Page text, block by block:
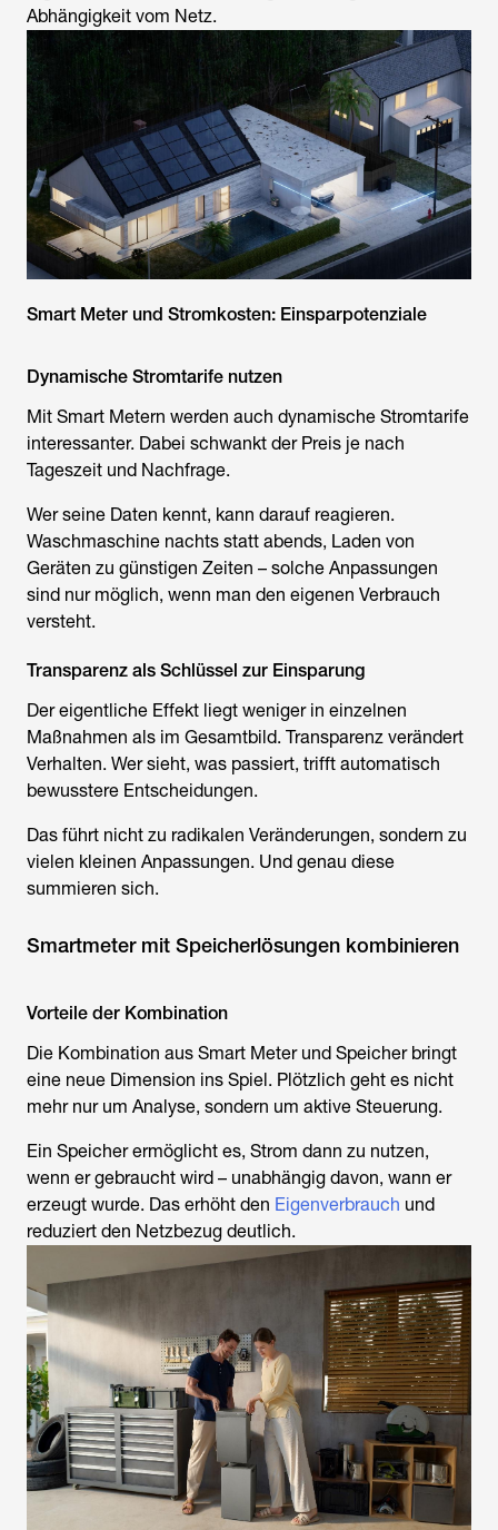
Abhängigkeit vom Netz.
Smart Meter und Stromkosten: Einsparpotenziale
Dynamische Stromtarife nutzen
Mit Smart Metern werden auch dynamische Stromtarife
interessanter. Dabei schwankt der Preis je nach
Tageszeit und Nachfrage.
Wer seine Daten kennt, kann darauf reagieren.
Waschmaschine nachts statt abends, Laden von
Geräten zu günstigen Zeiten – solche Anpassungen
sind nur möglich, wenn man den eigenen Verbrauch
versteht.
Transparenz als Schlüssel zur Einsparung
Der eigentliche Effekt liegt weniger in einzelnen
Maßnahmen als im Gesamtbild. Transparenz verändert
Verhalten. Wer sieht, was passiert, trifft automatisch
bewusstere Entscheidungen.
Das führt nicht zu radikalen Veränderungen, sondern zu
vielen kleinen Anpassungen. Und genau diese
summieren sich.
Smartmeter mit Speicherlösungen kombinieren
Vorteile der Kombination
Die Kombination aus Smart Meter und Speicher bringt
eine neue Dimension ins Spiel. Plötzlich geht es nicht
mehr nur um Analyse, sondern um aktive Steuerung.
Ein Speicher ermöglicht es, Strom dann zu nutzen,
wenn er gebraucht wird – unabhängig davon, wann er
erzeugt wurde. Das erhöht den Eigenverbrauch und
reduziert den Netzbezug deutlich.